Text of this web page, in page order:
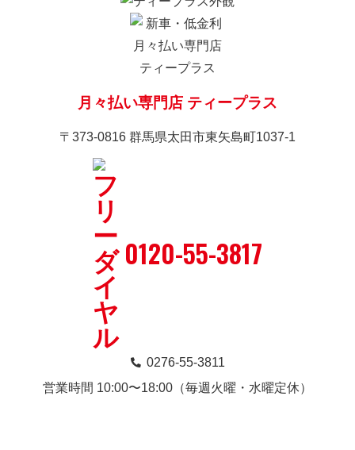
月々払い専門店 ティープラス
〒373-0816 群馬県太田市東矢島町1037-1
0120-55-3817
0276-55-3811
営業時間 10:00〜18:00（毎週火曜・水曜定休）